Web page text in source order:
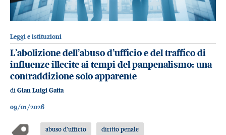
Leggi e istituzioni
L’abolizione dell’abuso d’ufficio e del traffico di
influenze illecite ai tempi del panpenalismo: una
contraddizione solo apparente
di Gian Luigi Gatta
09/01/2026
abuso d'ufficio
diritto penale